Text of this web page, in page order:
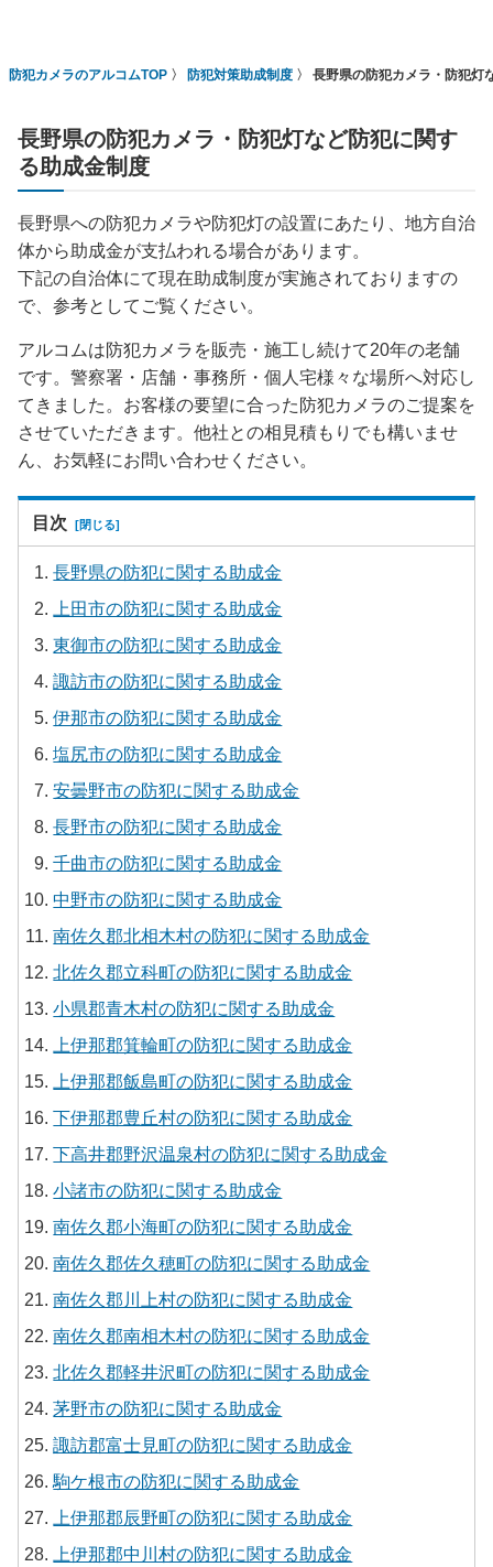
防犯カメラのアルコムTOP 防犯対策助成制度 長野県の防犯カメラ・防犯灯
長野県の防犯カメラ・防犯灯など防犯に関す
る助成金制度
長野県への防犯カメラや防犯灯の設置にあたり、地方自治
体から助成金が支払われる場合があります。
下記の自治体にて現在助成制度が実施されておりますの
で、参考としてご覧ください。
アルコムは防犯カメラを販売・施工し続けて20年の老舗
です。警察署・店舗・事務所・個人宅様々な場所へ対応し
てきました。お客様の要望に合った防犯カメラのご提案を
させていただきます。他社との相見積もりでも構いませ
ん、お気軽にお問い合わせください。
目次
長野県の防犯に関する助成金
上田市の防犯に関する助成金
東御市の防犯に関する助成金
諏訪市の防犯に関する助成金
伊那市の防犯に関する助成金
塩尻市の防犯に関する助成金
安曇野市の防犯に関する助成金
長野市の防犯に関する助成金
千曲市の防犯に関する助成金
中野市の防犯に関する助成金
南佐久郡北相木村の防犯に関する助成金
北佐久郡立科町の防犯に関する助成金
小県郡青木村の防犯に関する助成金
上伊那郡箕輪町の防犯に関する助成金
上伊那郡飯島町の防犯に関する助成金
下伊那郡豊丘村の防犯に関する助成金
下高井郡野沢温泉村の防犯に関する助成金
小諸市の防犯に関する助成金
南佐久郡小海町の防犯に関する助成金
南佐久郡佐久穂町の防犯に関する助成金
南佐久郡川上村の防犯に関する助成金
南佐久郡南相木村の防犯に関する助成金
北佐久郡軽井沢町の防犯に関する助成金
茅野市の防犯に関する助成金
諏訪郡富士見町の防犯に関する助成金
駒ケ根市の防犯に関する助成金
上伊那郡辰野町の防犯に関する助成金
上伊那郡中川村の防犯に関する助成金